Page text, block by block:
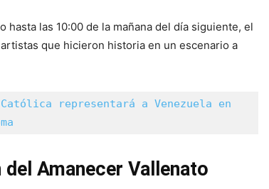
las 10:00 de la mañana del día siguiente, el
que hicieron historia en un escenario a
representará a Venezuela en
Amanecer Vallenato